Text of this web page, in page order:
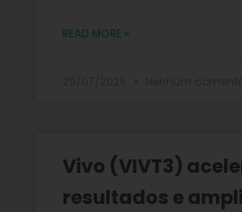
READ MORE »
Vivo (VIVT3)
resultados e